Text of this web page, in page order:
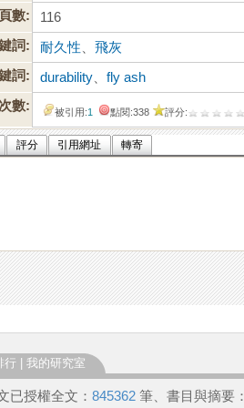
數:
116
詞:
耐久性 、飛灰
詞:
durability 、fly ash
數:
被引用:1 點閱:338 評分:
評分 引用網址 轉寄
行 我的研究室
已授權全文： 845362 筆、書目與摘要：